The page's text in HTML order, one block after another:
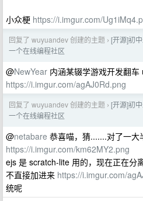
小众梗 https://i.imgur.com/
回复了 wuyuandev 创建的主题 › [开源]初
一个在线编程社区
@NewYear 内涵某辍学游戏开发翻车
https://i.imgur.com/agAJ0Rd.png
回复了 wuyuandev 创建的主题 › [开源]初
一个在线编程社区
@netabare 恭喜喵，猜.......对了一大
https://i.imgur.com/km62MY2.png
ejs 是 scratch-lite 用的，现在正在分
不直接加进来 https://i.imgur.com/
统呢